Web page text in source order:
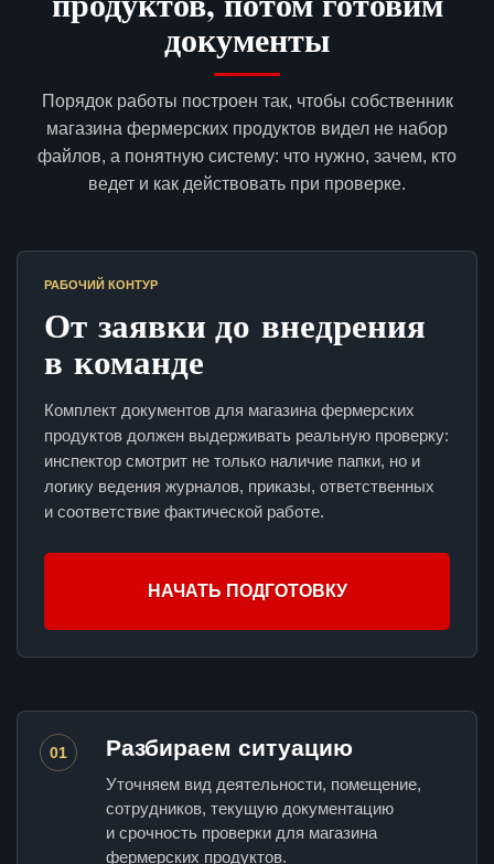
документы
Порядок работы построен так, чтобы собственник
магазина фермерских продуктов видел не набор
файлов, а понятную систему: что нужно, зачем, кто
ведет и как действовать при проверке.
РАБОЧИЙ КОНТУР
От заявки до внедрения
в команде
Комплект документов для магазина фермерских
продуктов должен выдерживать реальную проверку:
инспектор смотрит не только наличие папки, но и
логику ведения журналов, приказы, ответственных
и соответствие фактической работе.
НАЧАТЬ ПОДГОТОВКУ
01 Разбираем ситуацию
Уточняем вид деятельности, помещение,
сотрудников, текущую документацию
и срочность проверки для магазина
фермерских продуктов.